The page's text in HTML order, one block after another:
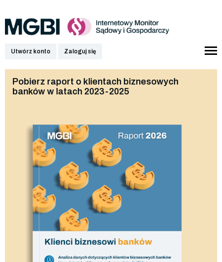
Utwórz konto Zaloguj się
Pobierz raport o klientach biznesowych
banków w latach 2023-2025